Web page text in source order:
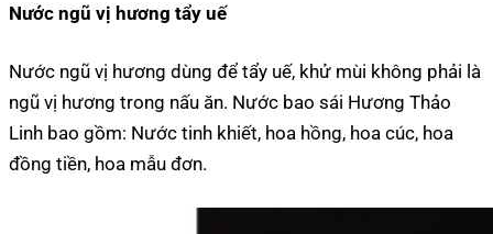
Nước ngũ vị hương tẩy uế
Nước ngũ vị hương dùng để tẩy uế, khử mùi không phải là
ngũ vị hương trong nấu ăn. Nước bao sái Hương Thảo
Linh bao gồm: Nước tinh khiết, hoa hồng, hoa cúc, hoa
đồng tiền, hoa mẫu đơn.